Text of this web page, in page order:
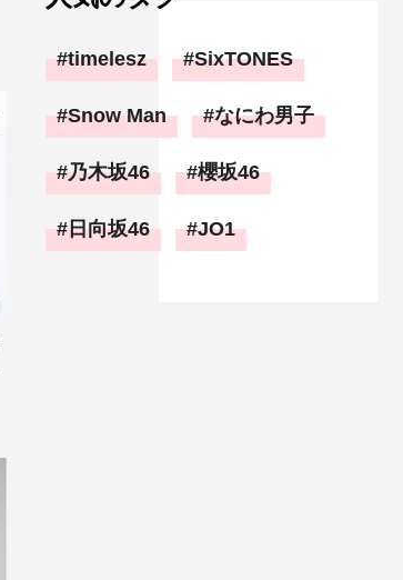
timelesz SixTONES
Snow Man なにわ男子
乃木坂46 櫻坂46
日向坂46 JO1